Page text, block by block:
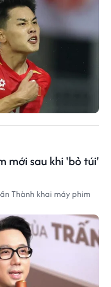
mới sau khi 'bỏ túi'
Thành khai máy phim